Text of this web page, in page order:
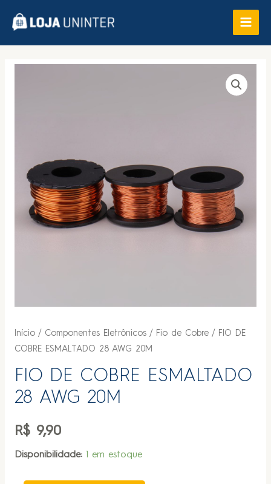
Início/ Componentes Eletrônicos/ Fio de Cobre/ FIO DE
COBRE ESMALTADO 28 AWG 20M
FIO DE COBRE ESMALTADO
28 AWG 20M
R$9,90
Disponibilidade: 1 em estoque